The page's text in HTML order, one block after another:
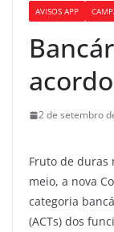
AVISOS APP
2 de setembro
Fruto de duras
meio, a nova
categoria
(ACTs) dos